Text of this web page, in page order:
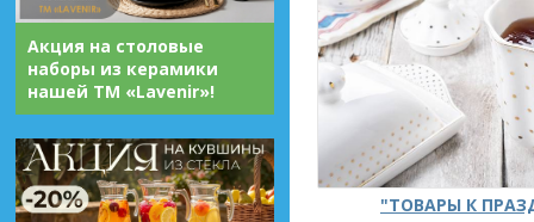
Акция на столовые
наборы из керамики
нашей ТМ «Lavenir»!
"ТОВАРЫ К